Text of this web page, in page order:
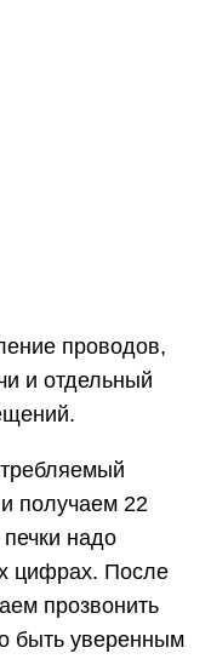
проводов,
и отдельный
получаем 22
надо
цифрах. После
прозвонить
быть уверенным